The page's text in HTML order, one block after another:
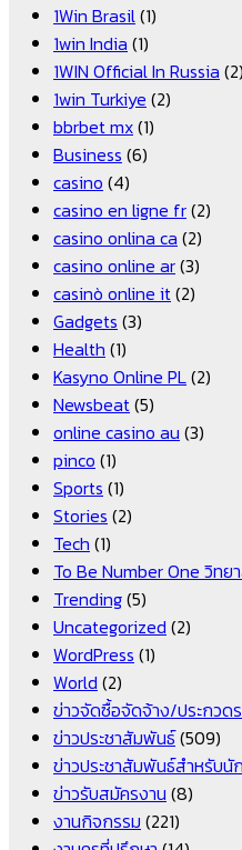
1Win Brasil(1)
1win India (1)
1WIN Official In Russia (2)
1win Turkiye (2)
bbrbet mx(1)
Business (6)
casino (4)
casino en ligne fr(2)
casino onlina ca (2)
casino online ar(3)
casinò online it(2)
Gadgets (3)
Health (1)
Kasyno Online PL(2)
Newsbeat(5)
online casino au (3)
pinco (1)
Sports (1)
Stories (2)
Tech (1)
To Be Number One วิท
Trending(5)
Uncategorized (2)
WordPress (1)
World (2)
ข่าวจัดซื้อจัดจ้าง/ประกวด
ข่าวประชาสัมพันธ์(509)
ข่าวประชาสัมพันธ์สำหรับนั
ข่าวรับสมัครงาน (8)
งานกิจกรรม (221)